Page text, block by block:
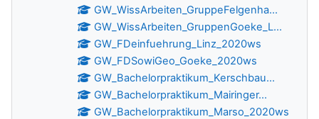
GW_WissArbeiten_GruppeFelgenha...
GW_WissArbeiten_GruppenGoeke_L...
GW_FDeinfuehrung_Linz_2020ws
GW_FDSowiGeo_Goeke_2020ws
GW_Bachelorpraktikum_Kerschbau...
GW_Bachelorpraktikum_Mairinger...
GW_Bachelorpraktikum_Marso_2020ws